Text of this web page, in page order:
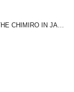
CHIMIRO IN JAPA